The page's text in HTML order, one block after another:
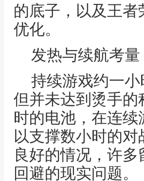
的底子，以及王
优化。
发热与续航考量
持续游戏约一
但并未达到烫手的
时的电池，在连
以支撑数小时的
良好的情况，许
回避的现实问题。